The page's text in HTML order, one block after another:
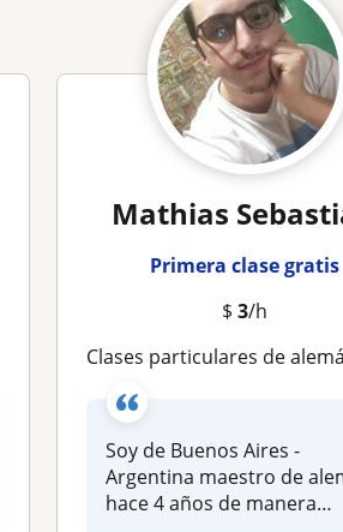
Mathias
Primera clase gratis
$ 3/h
Clases particulares de alemán virtual
Soy de Buenos Aires -
Argentina maestro de
hace 4 años de manera